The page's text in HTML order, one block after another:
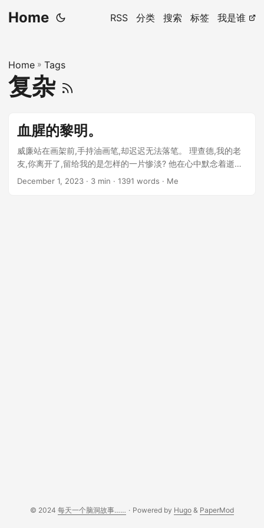
Home RSS 分类 搜索 标签 我是谁
Home » Tags
复杂
血腥的黎明。
威廉站在画架前,手持油画笔,却迟迟无法落笔。 理查德,我的老
友,你离开了,留给我的是怎样的一片惨淡? 他在心中默念着逝去
的朋友,理查德·汉密尔顿。作为一位著名的艺术收藏家,汉密尔顿
December 1, 2023 · 3 min · 1391 words · Me
© 2024 每天一个脑洞故事…… · Powered by Hugo & PaperMod